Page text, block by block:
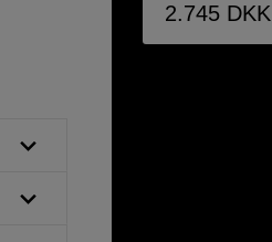
2.745 DKK